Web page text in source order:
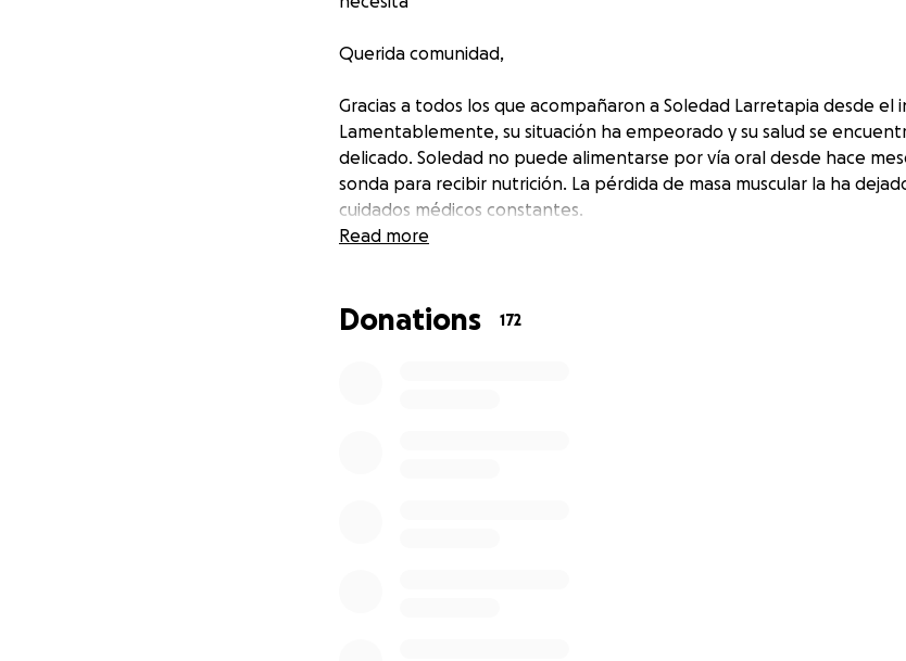
Querida comunidad,
Gracias a todos los que acompañaron a Soledad Larretapia desde el
Lamentablemente, su situación ha empeorado y su salud se
delicado. Soledad no puede alimentarse por vía oral desde hace
sonda para recibir nutrición. La pérdida de masa muscular la ha
cuidados médicos constantes.
nos enfrenta a gastos semanales de hasta 2.000 € solo en insumos,
Read more
Donations 172